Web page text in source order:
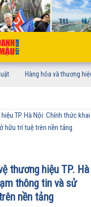
Hàng hóa và thương
thương hiệu TP. Hà
thông tin và sử
nền tảng